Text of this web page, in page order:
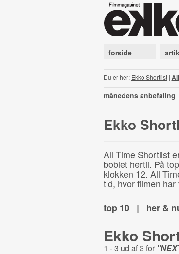
forside
Du er her: Ekko Shortlist|
månedens anbefaling
Ekko
All Time Shortlist
boblet hertil. På
klokken 12. All
tid, hvor filmen
top 10
| her &
Ekko
1 - 3 ud af 3 for